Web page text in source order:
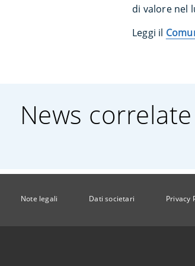
di valore nel
Leggi il
News correlate
Note legali Dati societari Privacy